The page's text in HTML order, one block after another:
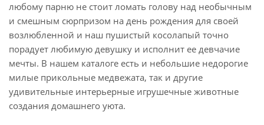
любому парню не стоит ломать голову над необычным
и смешным сюрпризом на день рождения для своей
возлюбленной и наш пушистый косолапый точно
порадует любимую девушку и исполнит ее девчачие
мечты. В нашем каталоге есть и небольшие недорогие
милые прикольные медвежата, так и другие
удивительные интерьерные игрушечные животные
создания домашнего уюта.